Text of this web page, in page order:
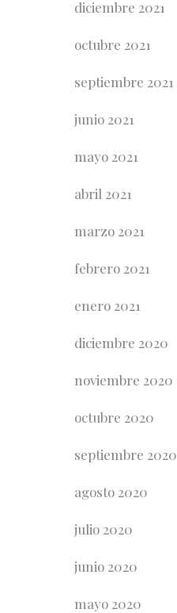
diciembre 2021
octubre 2021
septiembre 2021
junio 2021
mayo 2021
abril 2021
marzo 2021
febrero 2021
enero 2021
diciembre 2020
noviembre 2020
octubre 2020
septiembre 2020
agosto 2020
julio 2020
junio 2020
mayo 2020